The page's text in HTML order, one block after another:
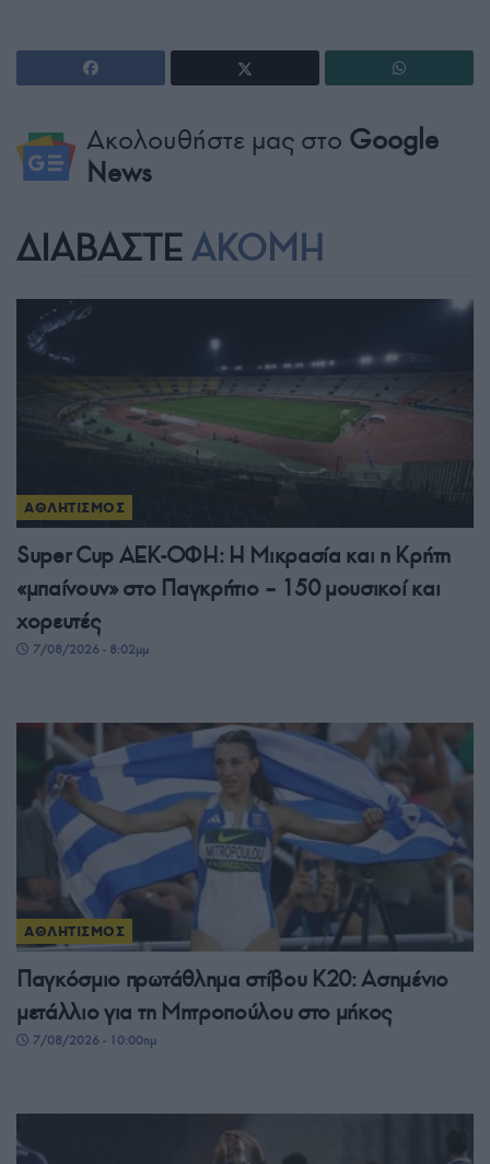
Ακολουθήστε μας στο Google
News
ΔΙΑΒΑΣΤΕ ΑΚΟΜΗ
ΑΘΛΗΤΙΣΜΟΣ
Super Cup ΑΕΚ-ΟΦΗ: Η Μικρασία και η Κρήτη
«μπαίνουν» στο Παγκρήτιο – 150 μουσικοί και
χορευτές
7/08/2026 - 8:02μμ
ΑΘΛΗΤΙΣΜΟΣ
Παγκόσμιο πρωτάθλημα στίβου Κ20: Ασημένιο
μετάλλιο για τη Μητροπούλου στο μήκος
7/08/2026 - 10:00πμ